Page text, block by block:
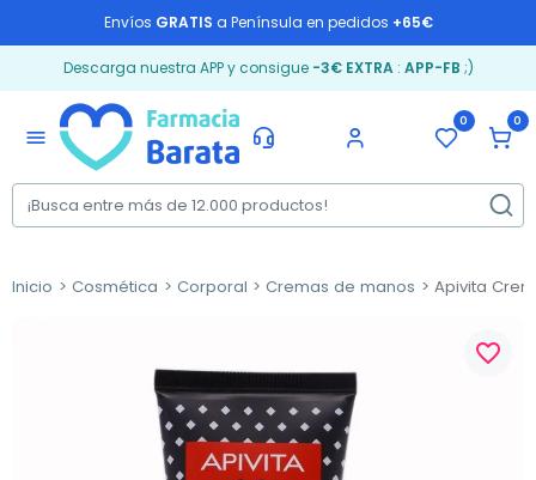
Envíos GRATIS a Península en pedidos +65€
Descarga nuestra APP y consigue -3€ EXTRA: APP-FB ;)
menu
0 0
Inicio Cosmética Corporal Cremas de manos Apivita
favorite_border